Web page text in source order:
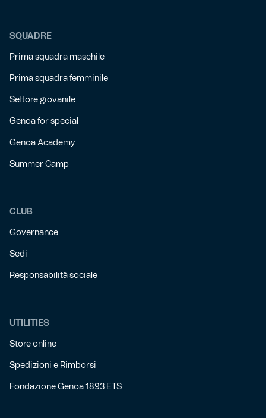
SQUADRE
Prima squadra maschile
Prima squadra femminile
Settore giovanile
Genoa for special
Genoa Academy
Summer Camp
CLUB
Governance
Sedi
Responsabilità sociale
UTILITIES
Store online
Spedizioni e Rimborsi
Fondazione Genoa 1893 ETS